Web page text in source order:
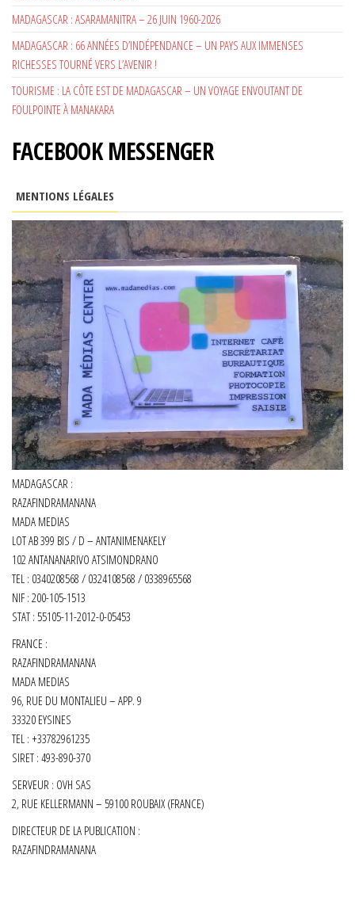
MADAGASCAR : ASARAMANITRA – 26 JUIN 1960-2026
MADAGASCAR : 66 ANNÉES D’INDÉPENDANCE – UN PAYS AUX IMMENSES
RICHESSES TOURNÉ VERS L’AVENIR !
TOURISME : LA CÔTE EST DE MADAGASCAR – UN VOYAGE ENVOUTANT DE
FOULPOINTE À MANAKARA
FACEBOOK MESSENGER
MENTIONS LÉGALES
MADAGASCAR :
RAZAFINDRAMANANA
MADA MEDIAS
LOT AB 399 BIS / D – ANTANIMENAKELY
102 ANTANANARIVO ATSIMONDRANO
TEL : 0340208568 / 0324108568 / 0338965568
NIF : 200-105-1513
STAT : 55105-11-2012-0-05453
FRANCE :
RAZAFINDRAMANANA
MADA MEDIAS
96, RUE DU MONTALIEU – APP. 9
33320 EYSINES
TEL : +33782961235
SIRET : 493-890-370
SERVEUR : OVH SAS
2, RUE KELLERMANN – 59100 ROUBAIX (FRANCE)
DIRECTEUR DE LA PUBLICATION :
RAZAFINDRAMANANA